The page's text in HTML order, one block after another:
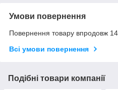
Умови повернення
Повернення товару впродовж
Всі умови повернення
Подібні товари компанії